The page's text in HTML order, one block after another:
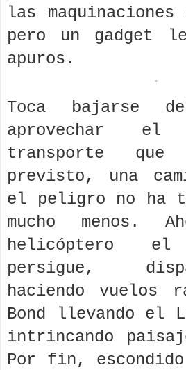
las
pero un gadget
apuros.
Toca bajarse
aprovechar el
transporte que
previsto, una
el peligro no ha
mucho menos.
helicóptero
persigue,
haciendo vuelos
Bond llevando el
intrincando
Por fin,